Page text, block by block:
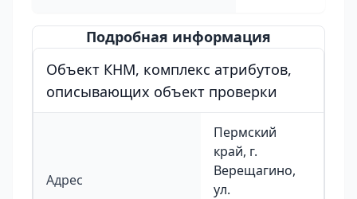
Подробная информация
Объект КНМ, комплекс атрибутов,
описывающих объект проверки
Адрес
Пермский
край, г.
Верещагино,
ул.